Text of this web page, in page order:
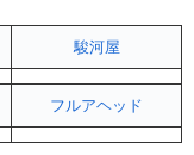
駿河屋
フルアヘッド